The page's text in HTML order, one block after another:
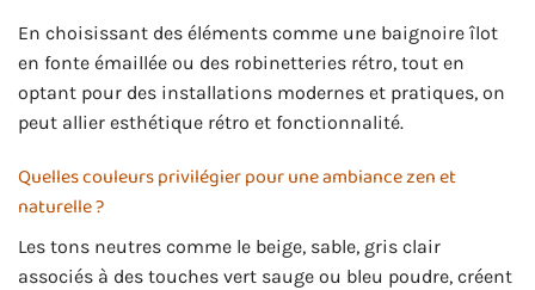
En choisissant des éléments comme une baignoire îlot
en fonte émaillée ou des robinetteries rétro, tout en
optant pour des installations modernes et pratiques, on
peut allier esthétique rétro et fonctionnalité.
Quelles couleurs privilégier pour une ambiance zen et
naturelle ?
Les tons neutres comme le beige, sable, gris clair
associés à des touches vert sauge ou bleu poudre, créent